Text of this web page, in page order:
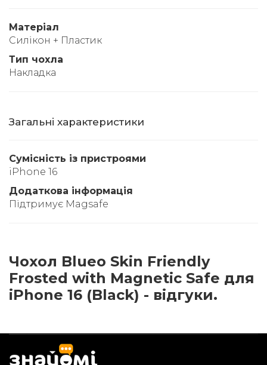
Матеріал
Силікон + Пластик
Тип чохла
Накладка
Загальні характеристики
Сумісність із пристроями
iPhone 16
Додаткова інформація
Підтримує Magsafe
Чохол Blueo Skin Friendly
Frosted with Magnetic Safe для
iPhone 16 (Black) - відгуки.